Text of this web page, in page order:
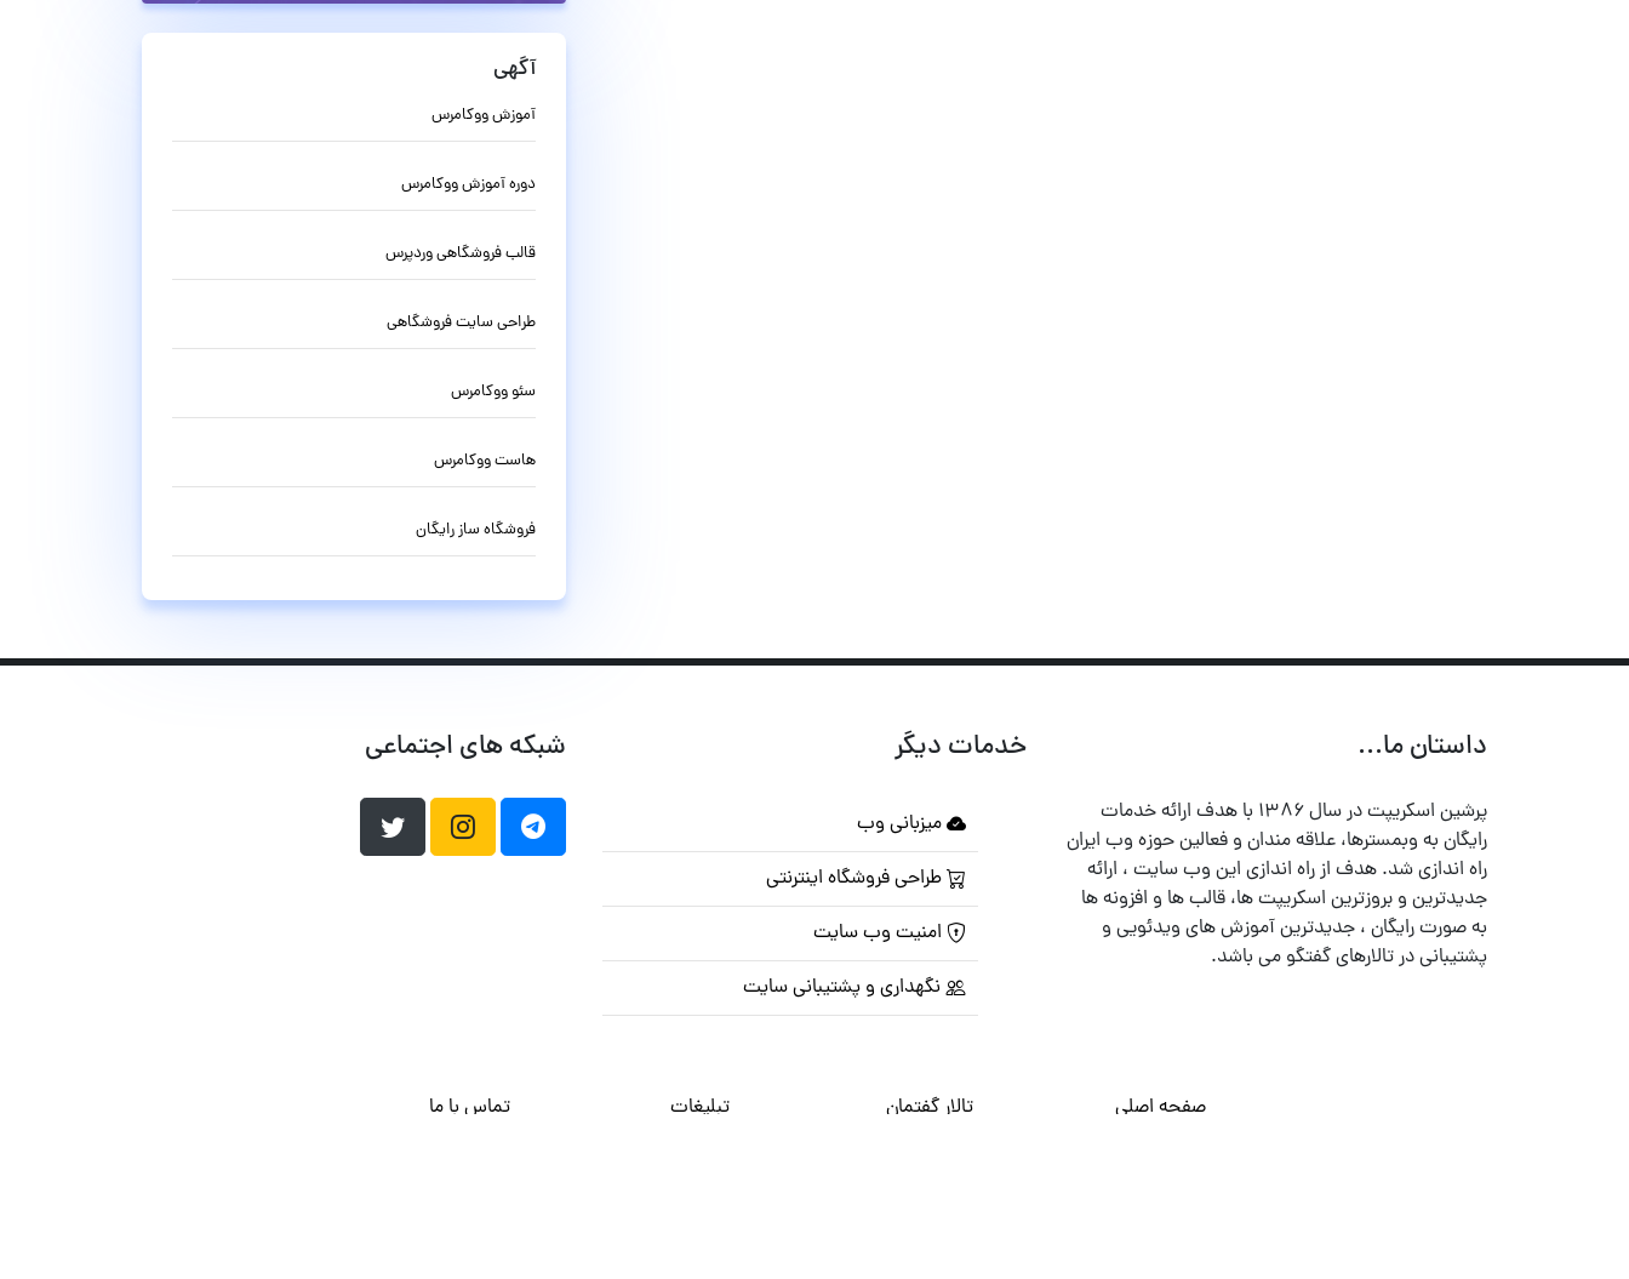
آگهی
آموزش ووکامرس
دوره آموزش ووکامرس
قالب فروشگاهی وردپرس
طراحی سایت فروشگاهی
سئو ووکامرس
هاست ووکامرس
فروشگاه ساز رایگان
داستان ما...
پرشین اسکریپت در سال ۱۳۸۶ با هدف ارائه خدمات
رایگان به وبمسترها، علاقه مندان و فعالین حوزه وب ایران
راه اندازی شد. هدف از راه اندازی این وب سایت ، ارائه
جدیدترین و بروزترین اسکریپت ها، قالب ها و افزونه ها
به صورت رایگان ، جدیدترین آموزش های ویدئویی و
پشتیبانی در تالارهای گفتگو می باشد.
خدمات دیگر
میزبانی وب
طراحی فروشگاه اینترنتی
امنیت وب سایت
نگهداری و پشتیبانی سایت
شبکه های اجتماعی
صفحه اصلی تالار گفتمان تبلیغات تماس با ما